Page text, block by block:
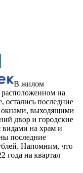
В жилом
на
остались последние
выходящими
двор и городские
видами на храм и
последние
Напомним, что
года на квартал